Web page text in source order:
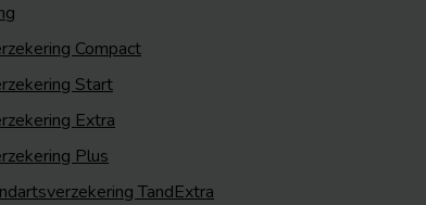
Compact
Start
Extra
Plus
TandExtra